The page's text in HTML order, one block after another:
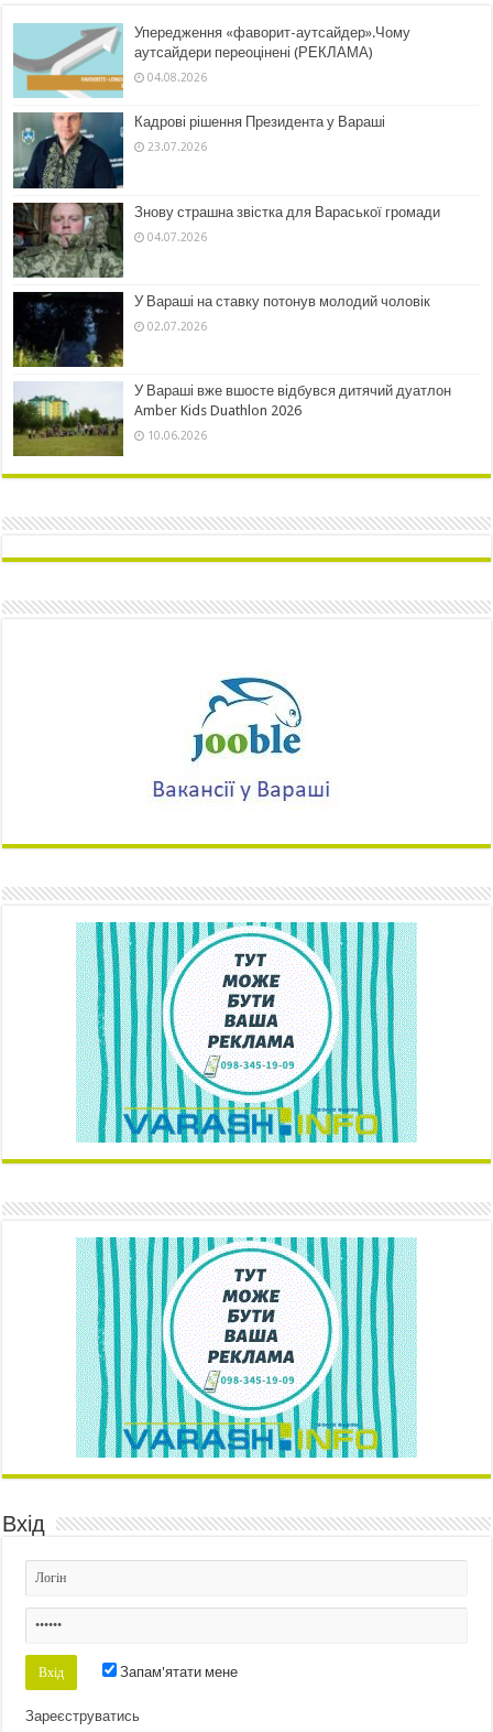
Упередження «фаворит-аутсайдер».Чому
аутсайдери переоцінені (РЕКЛАМА)
04.08.2026
Кадрові рішення Президента у Вараші
23.07.2026
Знову страшна звістка для Вараської громади
04.07.2026
У Вараші на ставку потонув молодий чоловік
02.07.2026
У Вараші вже вшосте відбувся дитячий дуатлон
Amber Kids Duathlon 2026
10.06.2026
Вхід
Запам'ятати мене
Зареєструватись